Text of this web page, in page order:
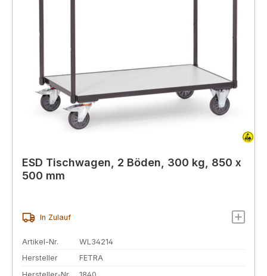
ESD Tischwagen, 2 Böden, 300 kg, 850 x
500 mm
In Zulauf
Artikel-Nr.
WL34214
Hersteller
FETRA